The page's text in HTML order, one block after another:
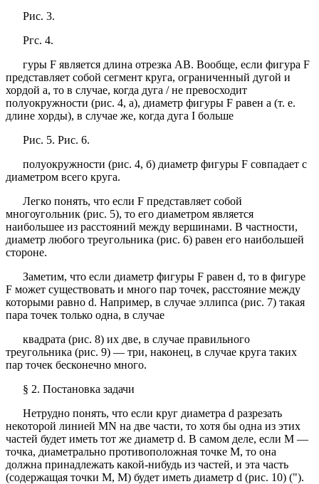
Рис. 3.
Ргс. 4.
гуры F является длина отрезка АВ. Вообще, если фигура F
представляет собой сегмент круга, ограниченный дугой и
хордой а, то в случае, когда дуга / не превосходит
полуокружности (рис. 4, а), диаметр фигуры F равен а (т. е.
длине хорды), в случае же, когда дуга I больше
Рис. 5. Рис. 6.
полуокружности (рис. 4, б) диаметр фигуры F совпадает с
диаметром всего круга.
Легко понять, что если F представляет собой
многоугольник (рис. 5), то его диаметром является
наибольшее из расстояний между вершинами. В частности,
диаметр любого треугольника (рис. 6) равен его наибольшей
стороне.
Заметим, что если диаметр фигуры F равен d, то в фигуре
F может существовать и много пар точек, расстояние между
которыми равно d. Например, в случае эллипса (рис. 7) такая
пара точек только одна, в случае
квадрата (рис. 8) их две, в случае правильного
треугольника (рис. 9) — три, наконец, в случае круга таких
пар точек бесконечно много.
§ 2. Постановка задачи
Нетрудно понять, что если круг диаметра d разрезать
некоторой линией MN на две части, то хотя бы одна из этих
частей будет иметь тот же диаметр d. В самом деле, если М —
точка, диаметрально противоположная точке М, то она
должна принадлежать какой-нибудь из частей, и эта часть
(содержащая точки М, М) будет иметь диаметр d (рис. 10) (").